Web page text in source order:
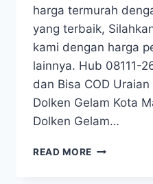
harga termurah
yang terbaik,
kami dengan harga
lainnya. Hub 08111-
dan Bisa COD
Dolken Gelam Kota
Dolken Gelam…
READ MORE JUAL